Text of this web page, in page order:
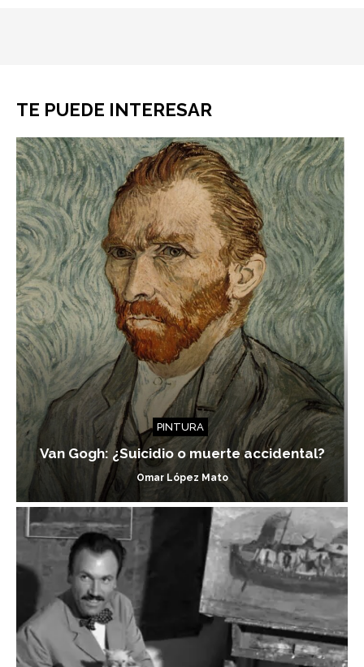
TE PUEDE INTERESAR
PINTURA
Van Gogh: ¿Suicidio o muerte accidental?
Omar López Mato